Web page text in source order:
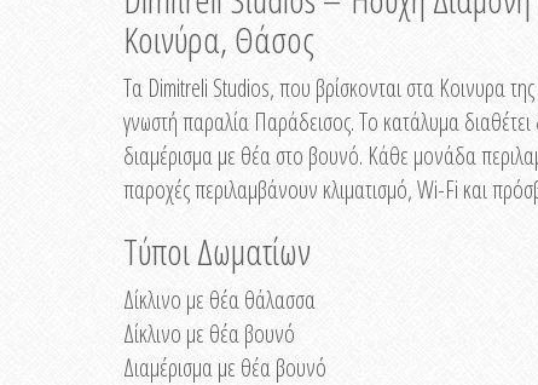
Κοινύρα, Θάσος
Τα Dimitreli Studios, που βρίσκονται στα Κοινυρα
γνωστή παραλία Παράδεισος. Το κατάλυμα
διαμέρισμα με θέα στο βουνό. Κάθε μονάδα
παροχές περιλαμβάνουν κλιματισμό, Wi-Fi και
Τύποι Δωματίων
Δίκλινο με θέα θάλασσα
Δίκλινο με θέα βουνό
Διαμέρισμα με θέα βουνό